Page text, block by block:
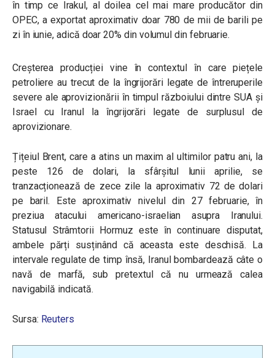
în timp ce Irakul, al doilea cel mai mare producător din
OPEC, a exportat aproximativ doar 780 de mii de barili pe
zi în iunie, adică doar 20% din volumul din februarie.
Creșterea producției vine în contextul în care piețele
petroliere au trecut de la îngrijorări legate de întreruperile
severe ale aprovizionării în timpul războiului dintre SUA și
Israel cu Iranul la îngrijorări legate de surplusul de
aprovizionare.
Țițeiul Brent, care a atins un maxim al ultimilor patru ani, la
peste 126 de dolari, la sfârșitul lunii aprilie, se
tranzacționează de zece zile la aproximativ 72 de dolari
pe baril. Este aproximativ nivelul din 27 februarie, în
preziua atacului americano-israelian asupra Iranului.
Statusul Strâmtorii Hormuz este în continuare disputat,
ambele părți susținând că aceasta este deschisă. La
intervale regulate de timp însă, Iranul bombardează câte o
navă de marfă, sub pretextul că nu urmează calea
navigabilă indicată.
Sursa: Reuters